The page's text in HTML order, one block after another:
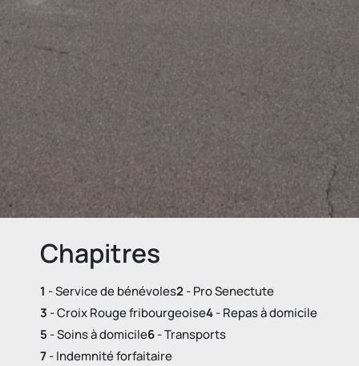
Chapitres
1 - Service de bénévoles2- Pro Senectute​
3 - Croix Rouge fribourgeoise​4- Repas à domicile​
5 - Soins à domicile​6- Transports
7- Indemnité forfaitaire​